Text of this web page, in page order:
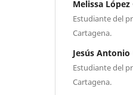
Melissa López
Estudiante del
Cartagena.
Jesús Antonio
Estudiante del
Cartagena.